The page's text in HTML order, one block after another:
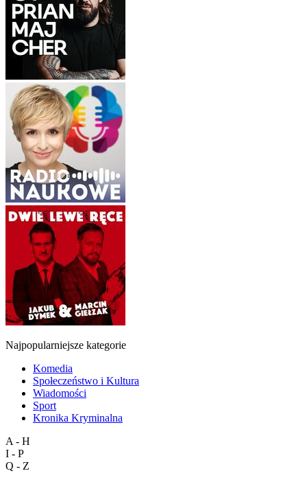
Najpopularniejsze kategorie
Komedia
Społeczeństwo i Kultura
Wiadomości
Sport
Kronika Kryminalna
A - H
I - P
Q - Z